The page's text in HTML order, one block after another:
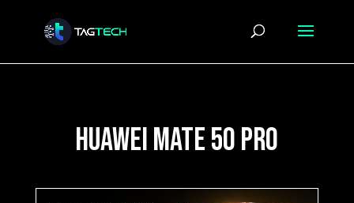
huawei mate 50 pro